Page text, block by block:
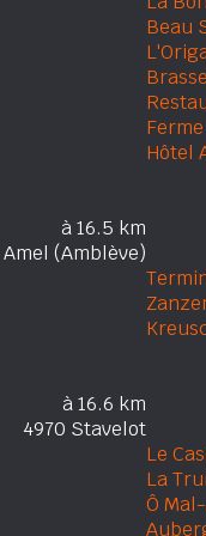
Beau
Hôtel
à 16.5 km
Amel (Amblève)
à 16.6 km
4970 Stavelot
Le
La
Ô